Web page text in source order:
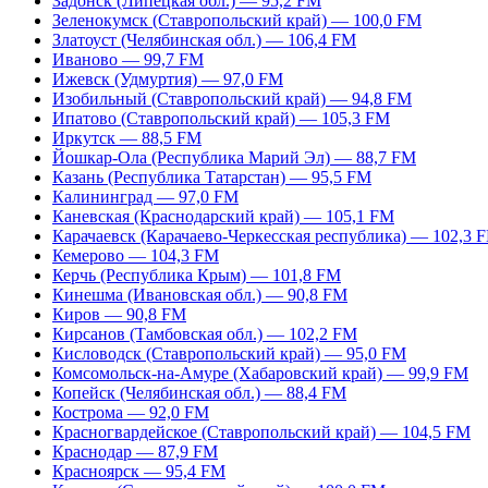
Зеленокумск (Ставропольский край) — 100,0 FM
Златоуст (Челябинская обл.) — 106,4 FM
Иваново — 99,7 FM
Ижевск (Удмуртия) — 97,0 FM
Изобильный (Ставропольский край) — 94,8 FM
Ипатово (Ставропольский край) — 105,3 FM
Иркутск — 88,5 FM
Йошкар-Ола (Республика Марий Эл) — 88,7 FM
Казань (Республика Татарстан) — 95,5 FM
Калининград — 97,0 FM
Каневская (Краснодарский край) — 105,1 FM
Карачаевск (Карачаево-Черкесская республика) — 102,3
Кемерово — 104,3 FM
Керчь (Республика Крым) — 101,8 FM
Кинешма (Ивановская обл.) — 90,8 FM
Киров — 90,8 FM
Кирсанов (Тамбовская обл.) — 102,2 FM
Кисловодск (Ставропольский край) — 95,0 FM
Комсомольск-на-Амуре (Хабаровский край) — 99,9 FM
Копейск (Челябинская обл.) — 88,4 FM
Кострома — 92,0 FM
Красногвардейское (Ставропольский край) — 104,5 FM
Краснодар — 87,9 FM
Красноярск — 95,4 FM